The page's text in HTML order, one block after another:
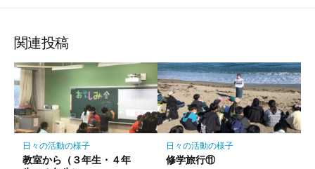
ア
ク
マ
ー
ク
に
存
関連投稿
日々の活動の様子
教室から（３年生・４年
日々の活動の様子
修学旅行⑪